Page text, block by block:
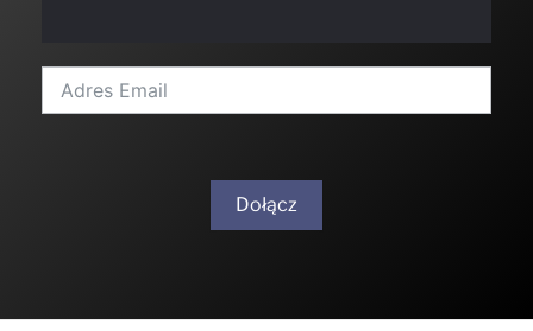
Dołącz